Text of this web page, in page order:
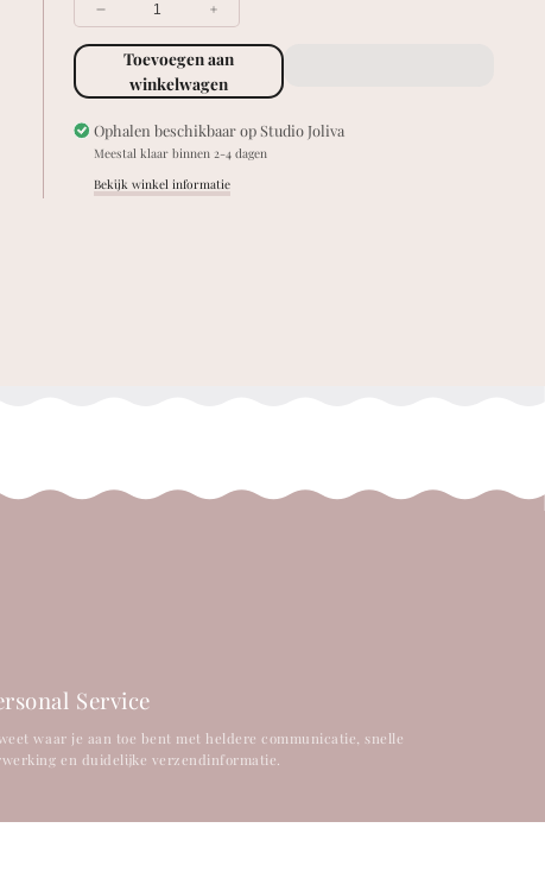
Verklein
voor
silk
strik
-
Pastels
Vergroot
voor
Trio
silk
strik
Soft
Pastels
Toevoegen aan
winkelwagen
Ophalen beschikbaar opStudio Joliva
Meestal klaar binnen 2-4 dagen
Bekijk winkel informatie
Service
waar je aan toe bent met heldere communicatie, snelle
en duidelijke verzendinformatie.